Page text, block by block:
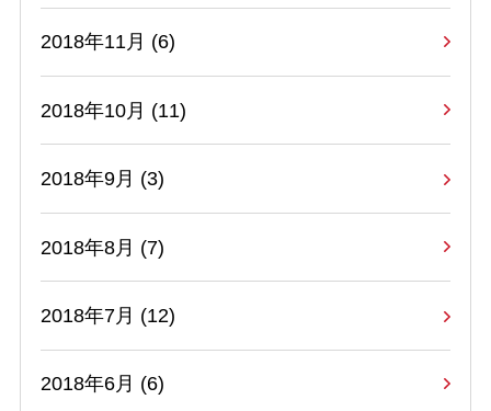
2018年11月 (6)
2018年10月 (11)
2018年9月 (3)
2018年8月 (7)
2018年7月 (12)
2018年6月 (6)